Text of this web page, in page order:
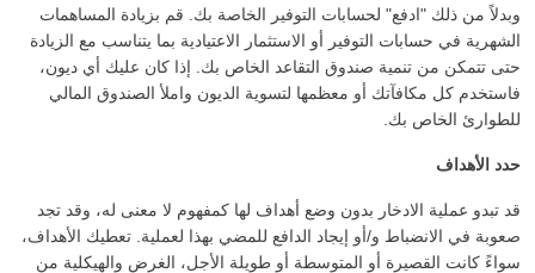
وبدلاً من ذلك "ادفع" لحسابات التوفير الخاصة بك. قم بزيادة المساهمات
الشهرية في حسابات التوفير أو الاستثمار الاعتيادية بما يتناسب مع الزيادة
حتى تتمكن من تنمية صندوق التقاعد الخاص بك. إذا كان عليك أي ديون،
فاستخدم كل مكافآتك أو معظمها لتسوية الديون واملأ الصندوق المالي
للطوارئ الخاص بك.
حدد الأهداف
قد تبدو عملية الادخار بدون وضع أهداف لها كمفهوم لا معنى له، وقد تجد
صعوبة في الانضباط و/أو إيجاد الدافع للمضي بهذا لعملية. تعطيك الأهداف،
سواءً كانت القصيرة أو المتوسطة أو طويلة الأجل، الغرض والهيكلية من